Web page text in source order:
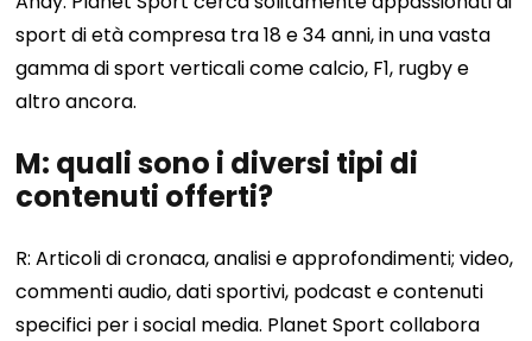
sport di età compresa tra 18 e 34 anni, in una vasta
gamma di sport verticali come calcio, F1, rugby e
altro ancora.
M: quali sono i diversi tipi di
contenuti offerti?
R: Articoli di cronaca, analisi e approfondimenti; video,
commenti audio, dati sportivi, podcast e contenuti
specifici per i social media. Planet Sport collabora